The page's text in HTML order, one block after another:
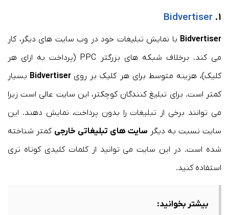
۱. Bidvertiser
Bidvertiser با نمایش تبلیغات خود در وب سایت های دیگر، کار
می کند. برخلاف شبکه های بزرگتر PPC (پرداخت به ازای هر
کلیک)، هزینه متوسط برای هر کلیک بر روی
بسیار
کمتر است. برای تبلیغ کنندگان کوچکتر، این سایت عالی است زیرا
می توانند برخی از تبلیغات را بدون پرداخت، نمایش دهند. این
سایت نسبت به دیگر سایت های تبلیغاتی خارجی کمتر شناخته
شده است. در این سایت می توانید از کلمات کلیدی کوتاه تری
استفاده کنید.
بیشتر بخوانید: